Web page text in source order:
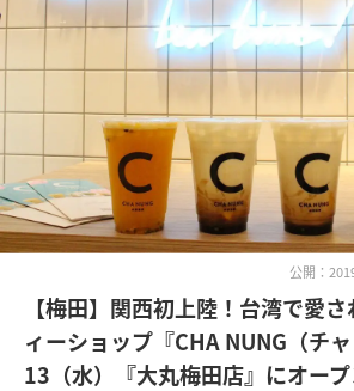
公開：
【梅田】関西初上陸！台湾で愛
ィーショップ『CHA NUNG（チ
13（水）『大丸梅田店』にオー